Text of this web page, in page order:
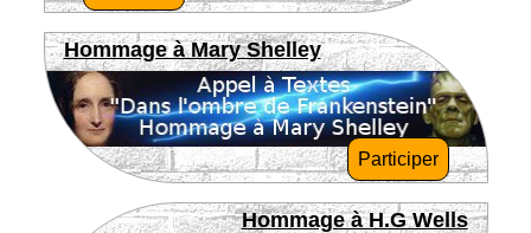
Hommage à Mary Shelley
Participer
Hommage à H.G Wells